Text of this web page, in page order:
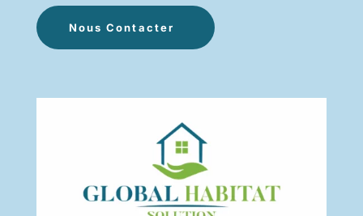
Nous Contacter